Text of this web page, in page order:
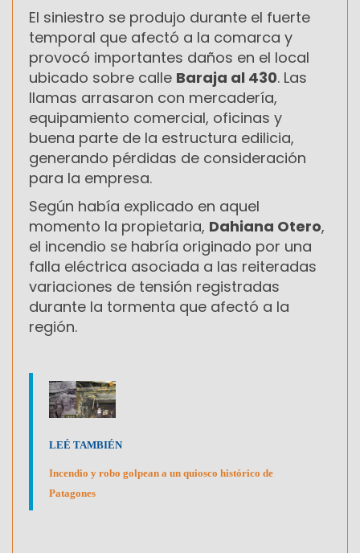
El siniestro se produjo durante el fuerte
temporal que afectó a la comarca y
provocó importantes daños en el local
ubicado sobre calle Baraja al 430. Las
llamas arrasaron con mercadería,
equipamiento comercial, oficinas y
buena parte de la estructura edilicia,
generando pérdidas de consideración
para la empresa.
Según había explicado en aquel
momento la propietaria, Dahiana Otero,
el incendio se habría originado por una
falla eléctrica asociada a las reiteradas
variaciones de tensión registradas
durante la tormenta que afectó a la
región.
LEÉ TAMBIÉN
Incendio y robo golpean a un quiosco histórico de
Patagones